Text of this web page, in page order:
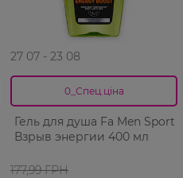
27 07 - 23 08
0_Спец.ціна
Гель для душа Fa Men Sport
Взрыв энергии 400 мл
177,99 ГРН